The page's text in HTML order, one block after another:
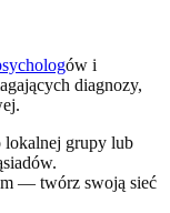
ów i
diagnozy,
lokalnej grupy lub
— twórz swoją sieć